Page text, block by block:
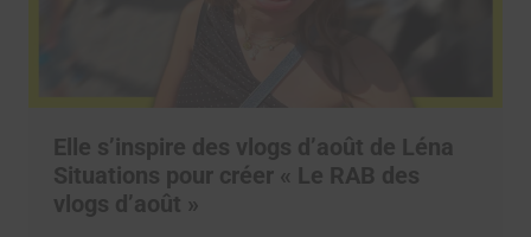
Elle s’inspire des vlogs d’août de Léna
Situations pour créer « Le RAB des
vlogs d’août »